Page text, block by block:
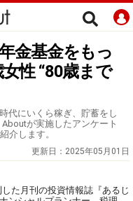
金基金をもっ
性 “80歳まで
代にいくら稼ぎ、貯蓄をし
が実施したアンケート
介します。
更新日： 2025年05月01日
た月刊の投資情報誌『あるじ